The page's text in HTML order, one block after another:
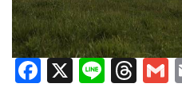
Facebook
X Line